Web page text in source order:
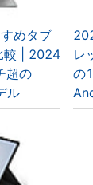
めタブ
較 | 2024
超の
ル
レ
の